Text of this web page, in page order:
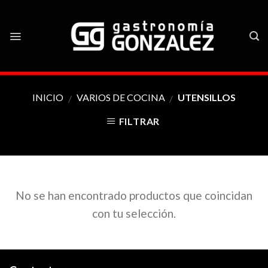
content
INICIO / VARIOS DE COCINA / UTENSILLOS
FILTRAR
No se han encontrado productos que coincidan
con tu selección.